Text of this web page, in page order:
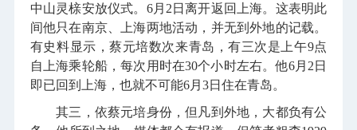
中山灵榇安放仪式。6月2日离开返回上海。这表明此
间他只在南京、上海两地活动，并无到外地的记载。
有史料显示，蔡元培数次来青岛，有三次是上午9点
自上海乘轮船，每次用时在30个小时左右。他6月2日
即已回到上海，也就不可能6月3日住在青岛。
其三，依蔡元培身份，但凡到外地，大都负有公